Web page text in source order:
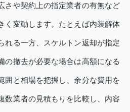
さや契約上の指定業者の有無など
く変動します。たとえば内装解体
れる一方、スケルトン返却が指定
の撤去が必要な場合は高額になる
囲と相場を把握し、余分な費用を
数業者の見積もりを比較し、内容